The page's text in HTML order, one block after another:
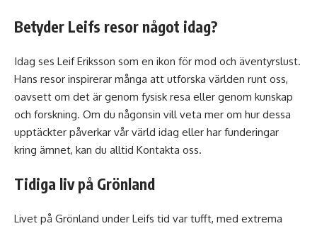
Betyder Leifs resor något idag?
Idag ses Leif Eriksson som en ikon för mod och äventyrslust.
Hans resor inspirerar många att utforska världen runt oss,
oavsett om det är genom fysisk resa eller genom kunskap
och forskning. Om du någonsin vill veta mer om hur dessa
upptäckter påverkar vår värld idag eller har funderingar
kring ämnet, kan du alltid Kontakta oss.
Tidiga liv på Grönland
Livet på Grönland under Leifs tid var tufft, med extrema